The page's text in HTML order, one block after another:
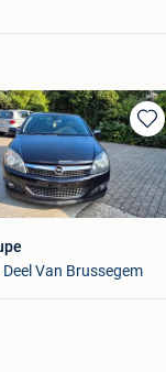
in
Mijn
Deel Van Brussegem